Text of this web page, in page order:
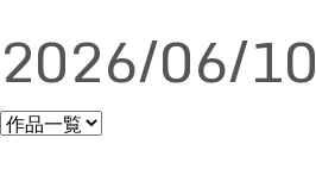
2026/06/10